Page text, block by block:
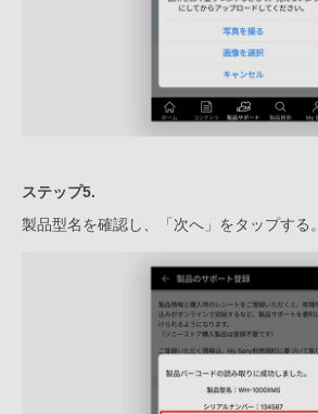
ステップ5.
製品型名を確認し、「次へ」をタップする。